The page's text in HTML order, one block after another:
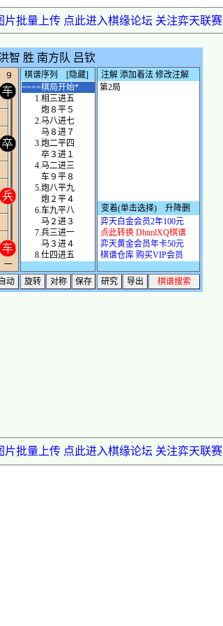
批量上传 点此进入棋缘论坛 关注弈天联赛
批量上传 点此进入棋缘论坛 关注弈天联赛